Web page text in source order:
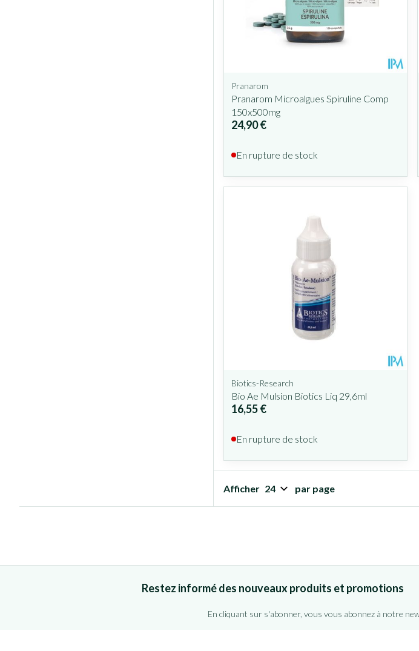
Pranarom
Pranarom Microalgues Spiruline Comp
150x500mg
24,90 €
En rupture de stock
Biotics-Research
Bio Ae Mulsion Biotics Liq 29,6ml
16,55 €
En rupture de stock
Afficher par page
Restez informé des nouveaux produits et promotions
En cliquant sur s'abonner, vous vous abonnez à notre